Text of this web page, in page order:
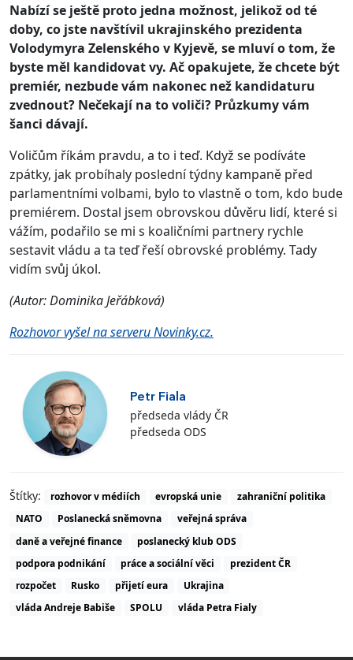
Nabízí se ještě proto jedna možnost, jelikož od té
doby, co jste navštívil ukrajinského prezidenta
Volodymyra Zelenského v Kyjevě, se mluví o tom, že
byste měl kandidovat vy. Ač opakujete, že chcete být
premiér, nezbude vám nakonec než kandidaturu
zvednout? Nečekají na to voliči? Průzkumy vám
šanci dávají.
Voličům říkám pravdu, a to i teď. Když se podíváte
zpátky, jak probíhaly poslední týdny kampaně před
parlamentními volbami, bylo to vlastně o tom, kdo bude
premiérem. Dostal jsem obrovskou důvěru lidí, které si
vážím, podařilo se mi s koaličními partnery rychle
sestavit vládu a ta teď řeší obrovské problémy. Tady
vidím svůj úkol.
(Autor: Dominika Jeřábková)
Rozhovor vyšel na serveru Novinky.cz.
Petr Fiala
předseda vlády ČR
předseda ODS
Štítky: rozhovor v médiích evropská unie
zahraniční politika
NATO
Poslanecká sněmovna
veřejná správa
daně a veřejné finance
poslanecký klub ODS
podpora podnikání
práce a sociální věci
prezident ČR
rozpočet
Rusko přijetí eura
Ukrajina
vláda Andreje Babiše
SPOLU vláda Petra Fialy